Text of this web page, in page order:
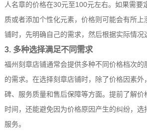
人名章的价格在30元至100元左右。如果需要
质或者添加个性化元素，价格则可能会有所上
铺时，先明确自己的需求，然后根据实际情况
3. 多种选择满足不同需求
福州刻章店铺通常会提供多种不同价格档次的
的需求。在选择刻章店铺时，除了价格因素外
碑、服务质量和售后保障等方面。提前了解价
时间，还能避免因为价格原因产生的纠纷，
服务。